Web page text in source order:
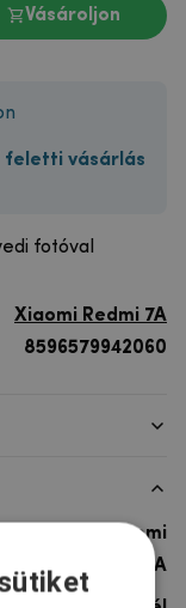
Vásároljon
feletti vásárlás
fotóval
Xiaomi Redmi 7A
8596579942060
Xiaomi
Xiaomi Redmi 7A